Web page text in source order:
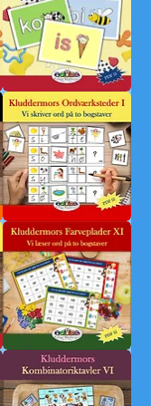
Kluddermors
Modellérplader
Kluddermors
Ordværksteder
Kluddermors
Farveplader